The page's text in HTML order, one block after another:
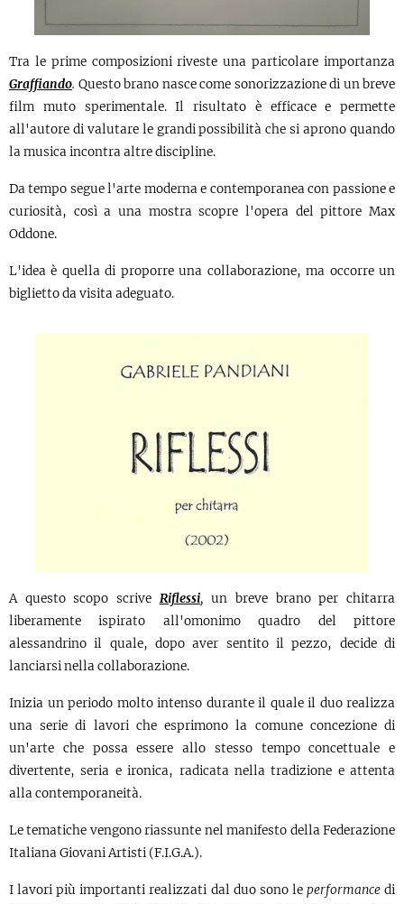
Tra le prime composizioni riveste una particolare importanza
Graffiando. Questo brano nasce come sonorizzazione di un breve
film muto sperimentale. Il risultato è efficace e permette
all'autore di valutare le grandi possibilità che si aprono quando
la musica incontra altre discipline.
Da tempo segue l'arte moderna e contemporanea con passione e
curiosità, così a una mostra scopre l'opera del pittore Max
Oddone.
L'idea è quella di proporre una collaborazione, ma occorre un
biglietto da visita adeguato.
A questo scopo scrive Riflessi,un breve brano per chitarra
liberamente ispirato all'omonimo quadro del pittore
alessandrino il quale, dopo aver sentito il pezzo, decide di
lanciarsi nella collaborazione.
Inizia un periodo molto intenso durante il quale il duo realizza
una serie di lavori che esprimono la comune concezione di
un'arte che possa essere allo stesso tempo concettuale e
divertente, seria e ironica, radicata nella tradizione e attenta
alla contemporaneità.
Le tematiche vengono riassunte nel manifesto della Federazione
Italiana Giovani Artisti (F.I.G.A.).
I lavori più importanti realizzati dal duo sono le performancedi